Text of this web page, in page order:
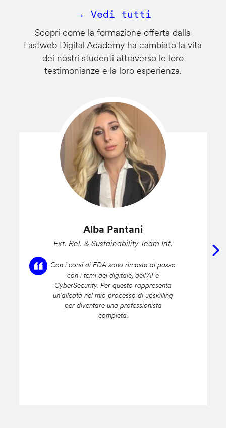
→ Vedi tutti
Scopri come la formazione offerta dalla
Fastweb Digital Academy ha cambiato la vita
dei nostri studenti attraverso le loro
testimonianze e la loro esperienza.
Alba Pantani
Ext. Rel. & Sustainability Team Int.
Con i corsi di FDA sono rimasta al passo
con i temi del digitale, dell’AI e
CyberSecurity. Per questo rappresenta
un’alleata nel mio processo di upskilling
per diventare una professionista
completa.